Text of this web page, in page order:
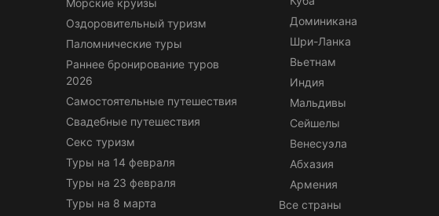
Морские круизы
Оздоровительный туризм
Паломнические туры
Раннее бронирование туров
2026
Самостоятельные путешествия
Свадебные путешествия
Секс туризм
Туры на 14 февраля
Туры на 23 февраля
Туры на 8 марта
Доминикана
Шри-Ланка
Вьетнам
Индия
Мальдивы
Сейшелы
Венесуэла
Абхазия
Армения
Все страны